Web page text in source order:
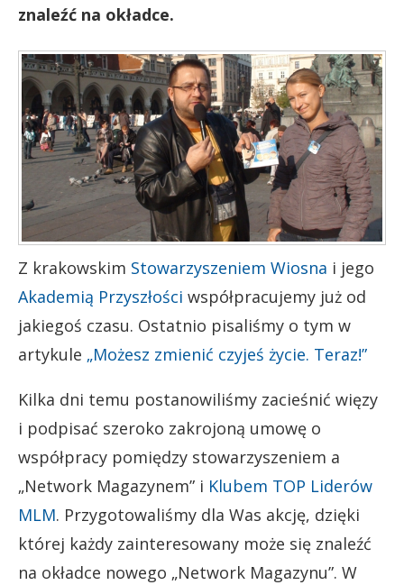
znaleźć na okładce.
Z krakowskim Stowarzyszeniem Wiosna i jego
Akademią Przyszłości współpracujemy już od
jakiegoś czasu. Ostatnio pisaliśmy o tym w
artykule „Możesz zmienić czyjeś życie. Teraz!”
Kilka dni temu postanowiliśmy zacieśnić więzy
i podpisać szeroko zakrojoną umowę o
współpracy pomiędzy stowarzyszeniem a
„Network Magazynem” i Klubem TOP Liderów
MLM. Przygotowaliśmy dla Was akcję, dzięki
której każdy zainteresowany może się znaleźć
na okładce nowego „Network Magazynu”. W